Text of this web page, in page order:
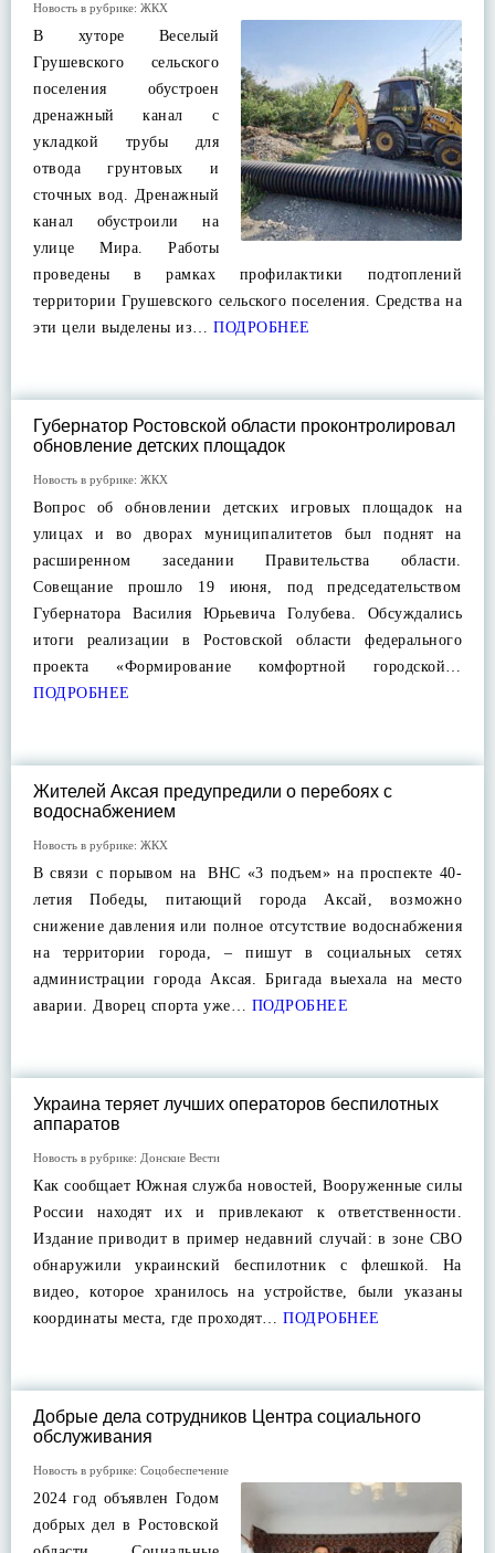
Новость в рубрике: ЖКХ
В хуторе Веселый
Грушевского сельского
поселения обустроен
дренажный канал с
укладкой трубы для
отвода грунтовых и
сточных вод. Дренажный
канал обустроили на
улице Мира. Работы
проведены в рамках профилактики подтоплений
территории Грушевского сельского поселения. Средства на
эти цели выделены из… ПОДРОБНЕЕ
Губернатор Ростовской области проконтролировал
обновление детских площадок
Новость в рубрике: ЖКХ
Вопрос об обновлении детских игровых площадок на
улицах и во дворах муниципалитетов был поднят на
расширенном заседании Правительства области.
Совещание прошло 19 июня, под председательством
Губернатора Василия Юрьевича Голубева. Обсуждались
итоги реализации в Ростовской области федерального
проекта «Формирование комфортной городской…
ПОДРОБНЕЕ
Жителей Аксая предупредили о перебоях с
водоснабжением
Новость в рубрике: ЖКХ
В связи с порывом на⠀ВНС «3 подъем» на проспекте 40-
летия Победы, питающий города Аксай, возможно
снижение давления или полное отсутствие водоснабжения
на территории города, – пишут в социальных сетях
администрации города Аксая. Бригада выехала на место
аварии. Дворец спорта уже… ПОДРОБНЕЕ
Украина теряет лучших операторов беспилотных
аппаратов
Новость в рубрике: Донские Вести
Как сообщает Южная служба новостей, Вооруженные силы
России находят их и привлекают к ответственности.
Издание приводит в пример недавний случай: в зоне СВО
обнаружили украинский беспилотник с флешкой. На
видео, которое хранилось на устройстве, были указаны
координаты места, где проходят… ПОДРОБНЕЕ
Добрые дела сотрудников Центра социального
обслуживания
Новость в рубрике: Соцобеспечение
2024 год объявлен Годом
добрых дел в Ростовской